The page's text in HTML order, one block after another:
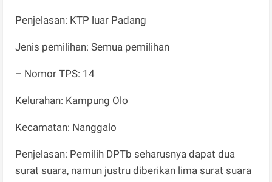
Penjelasan: KTP luar Padang
Jenis pemilihan: Semua pemilihan
– Nomor TPS: 14
Kelurahan: Kampung Olo
Kecamatan: Nanggalo
Penjelasan: Pemilih DPTb seharusnya dapat dua
surat suara, namun justru diberikan lima surat suara